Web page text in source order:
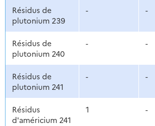
Résidus de
plutonium 239
- -
Résidus de
plutonium 240
- -
Résidus de
plutonium 241
- -
Résidus
d'américium 241
1 -